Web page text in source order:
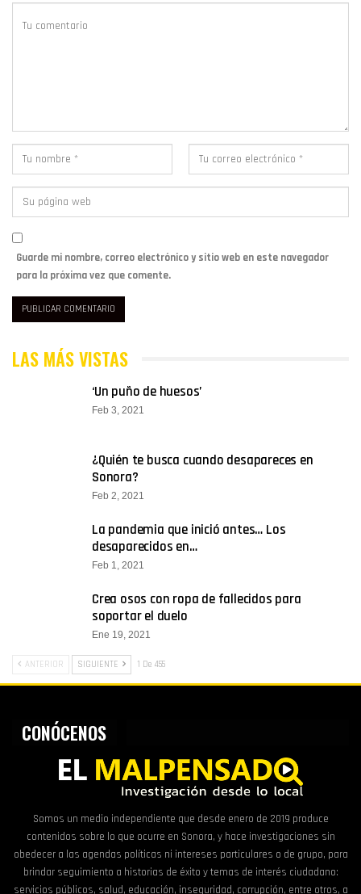
Guarde mi nombre, correo electrónico y sitio web en este navegador
para la próxima vez que comente.
LAS MÁS VISTAS
‘Un puño de huesos’
Feb 3, 2021
¿Quién te busca cuando desapareces en
Sonora?
Feb 2, 2021
La pandemia que inició antes… Los
desaparecidos en…
Feb 1, 2021
Crea osos con ropa de fallecidos para
soportar el duelo
Ene 19, 2021
ANTERIOR SIGUIENTE 1 De 455
CONÓCENOS
Somos un medio independiente que desde enero de 2019 produce
contenidos sobre lo que ocurre en Sonora, y hace investigaciones sin
obedecer a las agendas políticas ni intereses particulares o de grupo, para
brindar seguimiento a historias de éxito y temas de interés ciudadano:
servicios públicos, salud, educación, inseguridad, corrupción, entre otros, a